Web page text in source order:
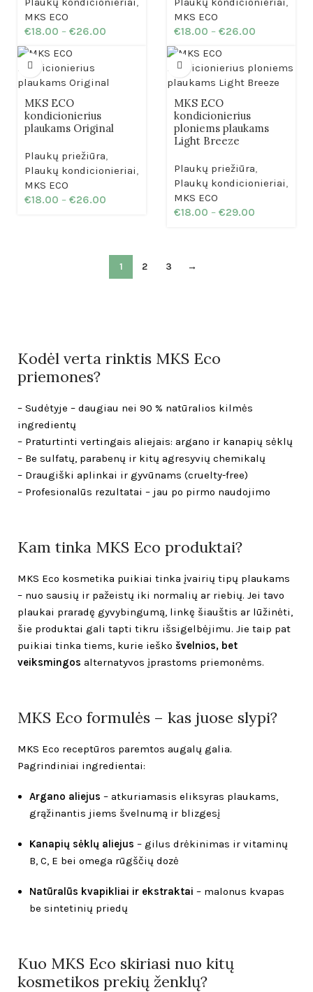
MKS ECO
€18.00 – €26.00
MKS ECO
€18.00 – €26.00
MKS ECO
kondicionierius
plaukams Original
Plaukų priežiūra,
Plaukų kondicionieriai,
MKS ECO
€18.00 – €26.00
MKS ECO
kondicionierius
ploniems plaukams
Light Breeze
Plaukų priežiūra,
Plaukų kondicionieriai,
MKS ECO
€18.00 – €29.00
1 2 3 →
Kodėl verta rinktis MKS Eco
priemones?
– Sudėtyje – daugiau nei 90 % natūralios kilmės
ingredientų
– Praturtinti vertingais aliejais: argano ir kanapių sėklų
– Be sulfatų, parabenų ir kitų agresyvių chemikalų
– Draugiški aplinkai ir gyvūnams (cruelty-free)
– Profesionalūs rezultatai – jau po pirmo naudojimo
Kam tinka MKS Eco produktai?
MKS Eco kosmetika puikiai tinka įvairių tipų plaukams
– nuo sausių ir pažeistų iki normalių ar riebių. Jei tavo
plaukai praradę gyvybingumą, linkę šiauštis ar lūžinėti,
šie produktai gali tapti tikru išsigelbėjimu. Jie taip pat
puikiai tinka tiems, kurie ieško švelnios, bet
veiksmingos alternatyvos įprastoms priemonėms.
MKS Eco formulės – kas juose slypi?
MKS Eco receptūros paremtos augalų galia.
Pagrindiniai ingredientai:
Argano aliejus – atkuriamasis eliksyras plaukams,
grąžinantis jiems švelnumą ir blizgesį
Kanapių sėklų aliejus – gilus drėkinimas ir vitaminų
B, C, E bei omega rūgščių dozė
Natūralūs kvapikliai ir ekstraktai – malonus kvapas
be sintetinių priedų
Kuo MKS Eco skiriasi nuo kitų
kosmetikos prekių ženklų?